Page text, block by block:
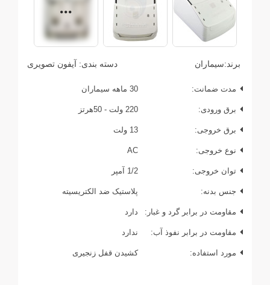
برند:سیماران دسته بندی: آیفون تصویری
مدت ضمانت: 30 ماهه سیماران
برق ورودی: 220 ولت - 50هرتز
برق خروجی: 13 ولت
نوع خروجی: AC
توان خروجی: 1/2 آمپر
جنس بدنه: پلاستیک ضد الکتریسیته
مقاومت در برابر گرد و غبار: دارد
مقاومت در برابر نفوذ آب: ندارد
مورد استفاده: کشیدن قفل زنجیری